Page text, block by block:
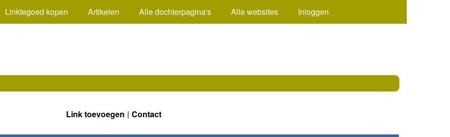
Linktegoed kopen Artikelen Alle dochterpagina's Alle websites Inloggen
Link toevoegen Contact